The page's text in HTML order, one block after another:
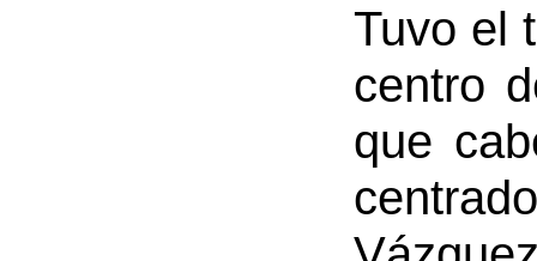
Tuvo el
centro
que